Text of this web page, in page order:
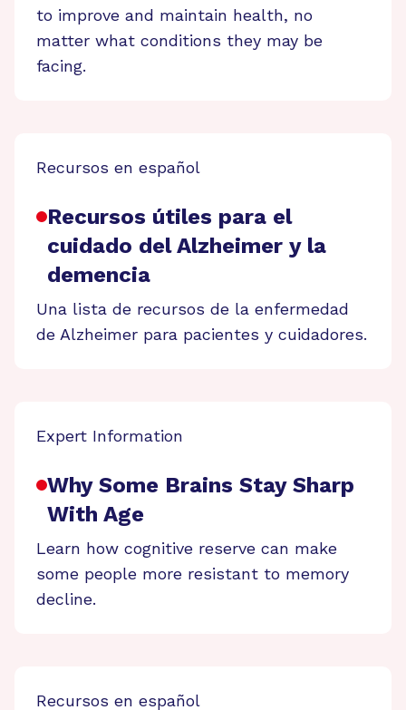
to improve and maintain health, no
matter what conditions they may be
facing.
Recursos en español
Recursos útiles para el
cuidado del Alzheimer y la
demencia
Una lista de recursos de la enfermedad
de Alzheimer para pacientes y cuidadores.
Expert Information
Why Some Brains Stay Sharp
With Age
Learn how cognitive reserve can make
some people more resistant to memory
decline.
Recursos en español